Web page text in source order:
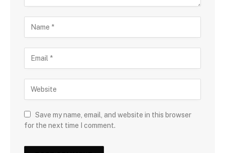
Save my name, email, and website in this browser
for the next time I comment.